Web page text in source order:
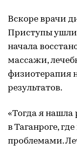
Вскоре врачи
Приступы ушли
начала
массажи,
физиотерапия
результатов.
«Тогда я
в Таганроге,
проблемами.